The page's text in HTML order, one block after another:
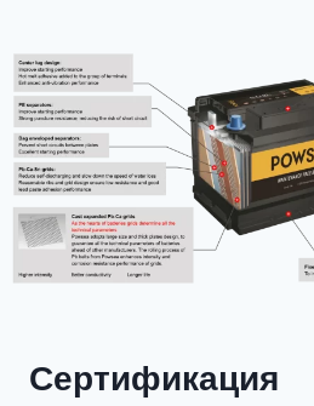
Сертификация